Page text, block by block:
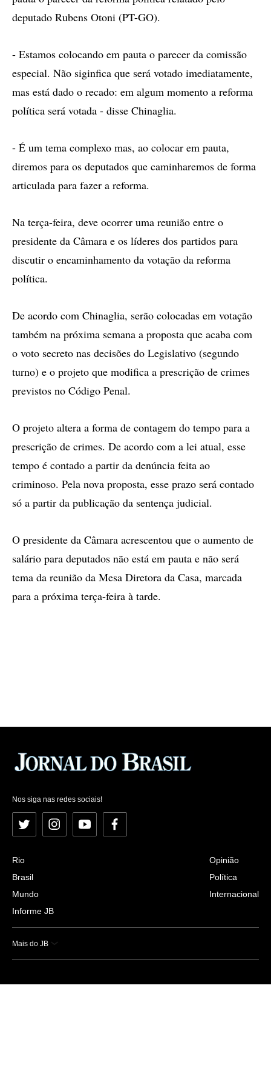
deputado Rubens Otoni (PT-GO).
- Estamos colocando em pauta o parecer da comissão
especial. Não siginfica que será votado imediatamente,
mas está dado o recado: em algum momento a reforma
política será votada - disse Chinaglia.
- É um tema complexo mas, ao colocar em pauta,
diremos para os deputados que caminharemos de forma
articulada para fazer a reforma.
Na terça-feira, deve ocorrer uma reunião entre o
presidente da Câmara e os líderes dos partidos para
discutir o encaminhamento da votação da reforma
política.
De acordo com Chinaglia, serão colocadas em votação
também na próxima semana a proposta que acaba com
o voto secreto nas decisões do Legislativo (segundo
turno) e o projeto que modifica a prescrição de crimes
previstos no Código Penal.
O projeto altera a forma de contagem do tempo para a
prescrição de crimes. De acordo com a lei atual, esse
tempo é contado a partir da denúncia feita ao
criminoso. Pela nova proposta, esse prazo será contado
só a partir da publicação da sentença judicial.
O presidente da Câmara acrescentou que o aumento de
salário para deputados não está em pauta e não será
tema da reunião da Mesa Diretora da Casa, marcada
para a próxima terça-feira à tarde.
Nos siga nas redes sociais!
Twitter InstagramYouTubeFacebook
Rio
Brasil
Mundo
Informe JB
Opinião
Política
Internacional
Mais do JB
Esportes